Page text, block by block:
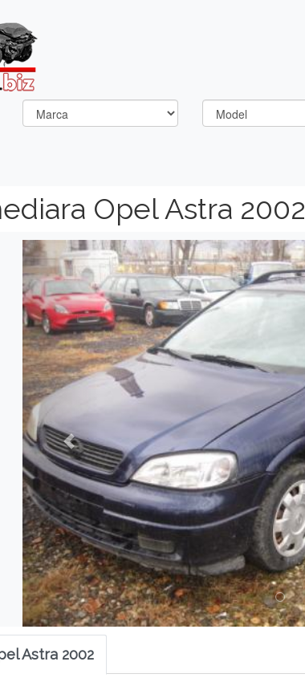
Opel Astra 2002
Previous
Astra 2002